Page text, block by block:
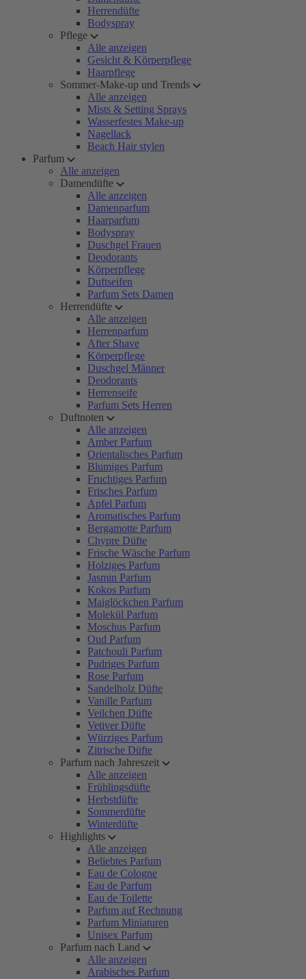
Herrendüfte
Bodyspray
Pflege
Alle anzeigen
Gesicht & Körperpflege
Haarpflege
Sommer-Make-up und Trends
Alle anzeigen
Mists & Setting Sprays
Wasserfestes Make-up
Nagellack
Beach Hair stylen
Parfum
Alle anzeigen
Damendüfte
Alle anzeigen
Damenparfum
Haarparfum
Bodyspray
Duschgel Frauen
Deodorants
Körperpflege
Duftseifen
Parfum Sets Damen
Herrendüfte
Alle anzeigen
Herrenparfum
After Shave
Körperpflege
Duschgel Männer
Deodorants
Herrenseife
Parfum Sets Herren
Duftnoten
Alle anzeigen
Amber Parfum
Orientalisches Parfum
Blumiges Parfum
Fruchtiges Parfum
Frisches Parfum
Apfel Parfum
Aromatisches Parfum
Bergamotte Parfum
Chypre Düfte
Frische Wäsche Parfum
Holziges Parfum
Jasmin Parfum
Kokos Parfum
Maiglöckchen Parfum
Molekül Parfum
Moschus Parfum
Oud Parfum
Patchouli Parfum
Pudriges Parfum
Rose Parfum
Sandelholz Düfte
Vanille Parfum
Veilchen Düfte
Vetiver Düfte
Würziges Parfum
Zitrische Düfte
Parfum nach Jahreszeit
Alle anzeigen
Frühlingsdüfte
Herbstdüfte
Sommerdüfte
Winterdüfte
Highlights
Alle anzeigen
Beliebtes Parfum
Eau de Cologne
Eau de Parfum
Eau de Toilette
Parfum auf Rechnung
Parfum Miniaturen
Unisex Parfum
Parfum nach Land
Alle anzeigen
Arabisches Parfum